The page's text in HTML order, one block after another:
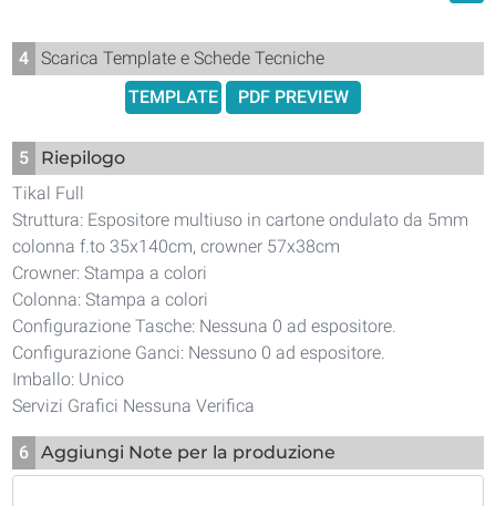
4 Scarica Template e Schede Tecniche
TEMPLATE
PDF PREVIEW
5
Riepilogo
Tikal Full
Struttura: Espositore multiuso in cartone ondulato da 5mm
colonna f.to 35x140cm, crowner 57x38cm
Crowner: Stampa a colori
Colonna: Stampa a colori
Configurazione Tasche: Nessuna 0 ad espositore.
Configurazione Ganci: Nessuno 0 ad espositore.
Imballo: Unico
Servizi Grafici Nessuna Verifica
6 Aggiungi Note per la produzione